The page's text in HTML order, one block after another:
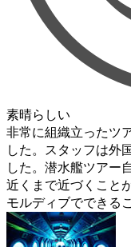
素晴らしい
非常に組織立ったツ
した。スタッフは外
した。潜水艦ツアー
近くまで近づくこと
モルディブでできる